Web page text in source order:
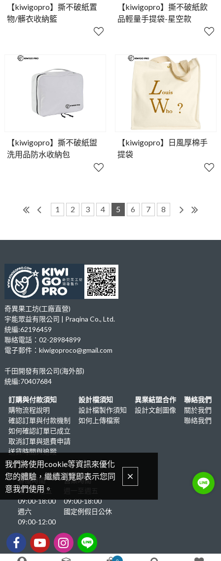
【kiwigopro】撕不破紙置
物/髒衣收納籃
【kiwigopro】撕不破紙飲
品輕量手提袋-星空款
【kiwigopro】撕不破紙盥
洗用品防水收納包
【kiwigopro】日風厚棉手
提袋
1 2 3 4 5 6 7 8
奇異果工坊(工廠直營)
宇能眾益有限公司 | Praqina Co., Ltd.
統編:62196459
聯絡電話：02-28984899
電子郵件：kiwigoproco@gmail.com
千田開發有限公司(海外部)
統編:70407684
訂購與付款須知
購物流程說明
確認訂單與付款機制
如何確認訂單已成立
取消訂單與退費申請
送貨時間與追蹤
設計檔須知
設計檔製作須知
如何上傳檔案
異業結盟合作
設計文創圖像
聯絡我們
關於我們
聯絡我們
客服時間
週一至週五
09:00-18:00
週六
09:00-12:00
營業時間
09:00-18:00
國定例假日公休
我們將使用cookie等資訊來優化
您的體驗，繼續瀏覽即表示您同
意我們使用。